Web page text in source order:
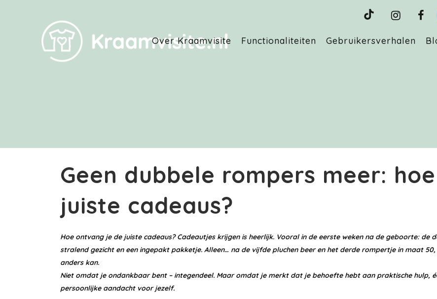
Over Kraamvisite Functionaliteiten Gebruikersverhalen
Geen dubbele rompers meer:
juiste cadeaus?
Hoe ontvang je de juiste cadeaus? Cadeautjes krijgen is heerlijk. Vooral in de eerste weken na de geboorte: de
stralend gezicht en een ingepakt pakketje. Alleen… na de vijfde pluchen beer en het derde rompertje in maat
anders kan.
Niet omdat je ondankbaar bent – integendeel. Maar omdat je merkt dat je behoefte hebt aan praktische hulp,
persoonlijke aandacht voor jezelf.